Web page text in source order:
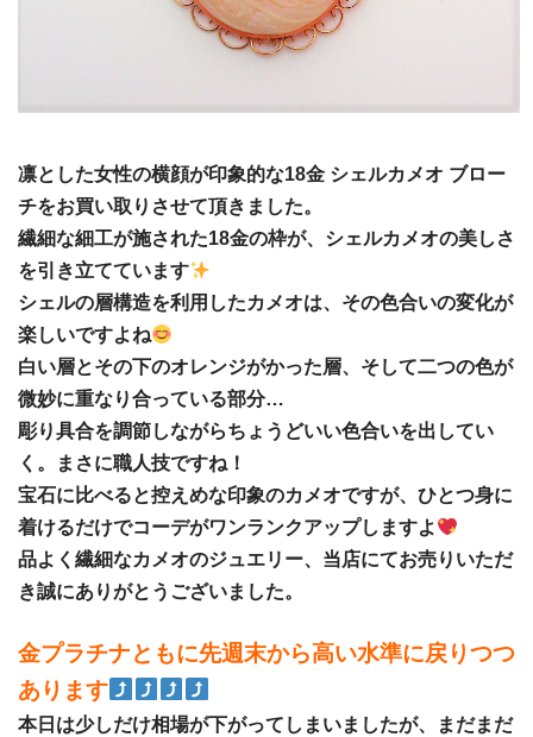
凛とした女性の横顔が印象的な18金 シェルカメオ ブロー
チをお買い取りさせて頂きました。
繊細な細工が施された18金の枠が、シェルカメオの美しさ
を引き立てています
シェルの層構造を利用したカメオは、その色合いの変化が
楽しいですよね
白い層とその下のオレンジがかった層、そして二つの色が
微妙に重なり合っている部分…
彫り具合を調節しながらちょうどいい色合いを出してい
く。まさに職人技ですね！
宝石に比べると控えめな印象のカメオですが、ひとつ身に
着けるだけでコーデがワンランクアップしますよ
品よく繊細なカメオのジュエリー、当店にてお売りいただ
き誠にありがとうございました。
金プラチナともに先週末から高い水準に戻りつつ
あります
本日は少しだけ相場が下がってしまいましたが、まだまだ